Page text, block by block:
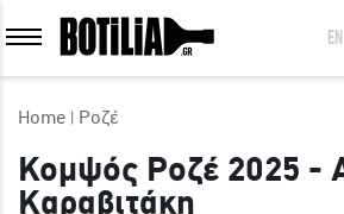
ΕΙΣΟΔΟΣ ΜΕΛΩΝ EN
Home Ροζέ
Κομψός Ροζέ 2025 -
Καραβιτάκη